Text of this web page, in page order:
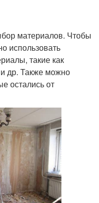
материалов. Чтобы
использовать
такие как
и др. Также можно
остались от